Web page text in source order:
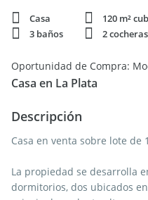
Casa
3 baños
2 cocheras
Casa en La Plata
Descripción
Casa en venta sobre lote de
La propiedad se desarrolla
dormitorios, dos ubicados